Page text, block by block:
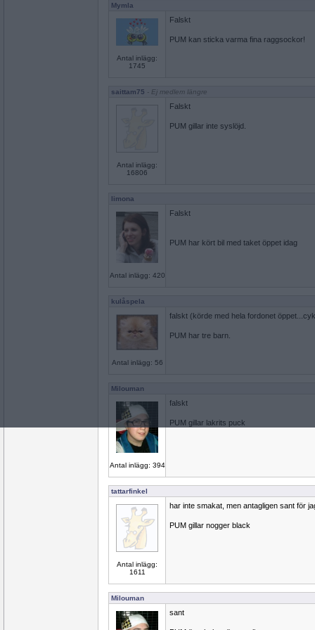
Mymla
Antal inlägg:
1745
Falskt
PUM kan sticka varma fina raggsockor!
saittam75 - Ej medlem längre
Antal inlägg:
16806
Falskt
PUM gillar inte syslöjd.
limona
Antal inlägg: 420
Falskt
PUM har kört bil med taket öppet idag
kulåspela
Antal inlägg: 56
falskt (körde med hela fordonet
PUM har tre barn.
Milouman
Antal inlägg: 394
falskt
PUM gillar lakrits puck
tattarfinkel
Antal inlägg:
1611
har inte smakat, men antagligen sant för
PUM gillar nogger black
Milouman
sant